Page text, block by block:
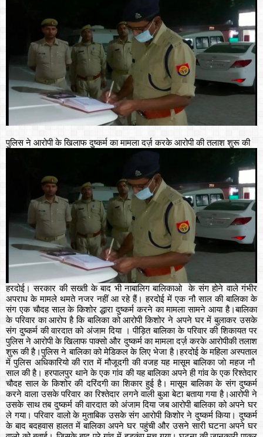
पुलिस ने आरोपी के खिलाफ दुष्कर्म का मामला दर्ज़ करके आरोपी की तलाश शुरू की
हरदोई। सरकार की सख्ती के बाद भी नाबालिग बालिकाओ के संग होने वाले गंभीर
अपराध के मामले थमते नजर नहीं आ रहे हैं। हरदोई में एक नौ साल की बालिका के
संग एक चौदह साल के किशोर द्धारा दुष्कर्म करने का मामला सामने आया है।बालिका
के परिवार का आरोप है कि बालिका को आरोपी किशोर ने अपने घर में बुलाकर उसके
संग दुष्कर्म की वारदात को अंजाम दिया । पीड़ित बालिका के परिवार की शिकायत पर
पुलिस ने आरोपी के खिलाफ पाक्सो और दुष्कर्म का मामला दर्ज़ करके आरोपीकी तलाश
शुरू की है।पुलिस ने बालिका को मेडिकल के लिए भेजा है।हरदोई के महिला अस्पताल
में पुलिस अधिकारियो की रात में मौजूदगी की वजह यह मासूम बालिका जो महज नौ
साल की है। हरपालपुर थाने के एक गांव की यह बालिका अपने ही गांव के एक रिश्तेदार
चौदह साल के किशोर की दरिंदगी का शिकार हुई है। मासूम बालिका के संग दुष्कर्म
करने वाला उसके परिवार का रिश्तेदार लगने वाली बुआ बेटा बताया गया है।आरोपी ने
उसके साथ तब दुष्कर्म की वारदात को अंजाम दिया जब आरोपी बालिका को अपने घर
ले गया। परिवार वालो के मुताबिक उसके संग आरोपी किशोर ने दुष्कर्म किया। दुष्कर्म
के बाद बदहवास हालत में बालिका अपने घर पहुंची और उसने सारी घटना अपने घर